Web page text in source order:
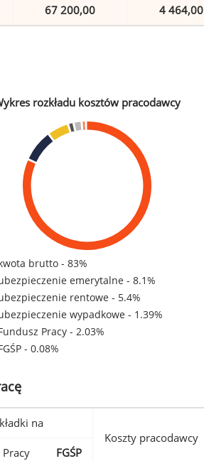
67 200,00 4 464,00
rozkładu kosztów pracodawcy
brutto - 83%
emerytalne - 8.1%
rentowe - 5.4%
wypadkowe - 1.39%
Pracy - 2.03%
- 0.08%
na
Koszty pracodawcy
Pracy FGŚP